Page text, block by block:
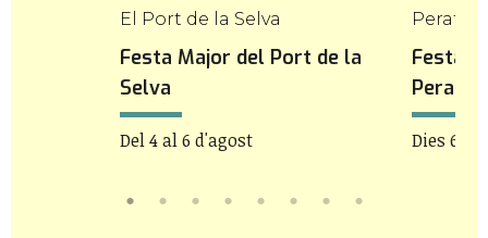
El Port de la Selva
Festa Major del Port de la
Selva
Del 4 al 6 d'agost
Festa
Dies 6 i